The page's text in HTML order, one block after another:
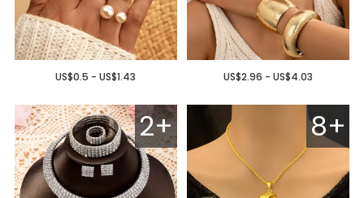
US$0.5 - US$1.43 US$2.96 - US$4.03
2+ 8+